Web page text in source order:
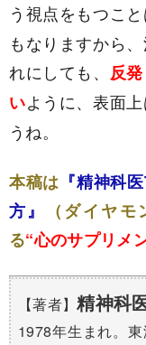
う視点をもつこと
もなりますから
れにしても、 反
いように、表面
うね。
本稿は 『精神科
方』
（ダイヤ
る“心のサプリメ
【著者】精神科
1978年生まれ。